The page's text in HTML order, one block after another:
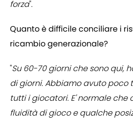
forza".
Quanto è difficile conciliare i
ricambio generazionale?
"Su 60-70 giorni che sono qui,
di giorni. Abbiamo avuto poco
tutti i giocatori. E' normale che
fluidità di gioco e qualche